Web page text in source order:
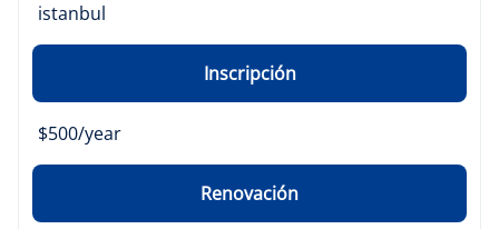
istanbul
Inscripción
$500/year
Renovación